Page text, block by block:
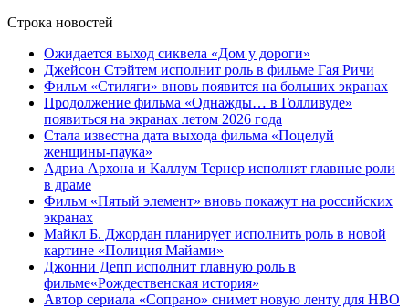
Строка новостей
Ожидается выход сиквела «Дом у дороги»
Джейсон Стэйтем исполнит роль в фильме Гая Ричи
Фильм «Стиляги» вновь появится на больших экранах
Продолжение фильма «Однажды… в Голливуде»
появиться на экранах летом 2026 года
Стала известна дата выхода фильма «Поцелуй
женщины-паука»
Адриа Архона и Каллум Тернер исполнят главные роли
в драме
Фильм «Пятый элемент» вновь покажут на российских
экранах
Майкл Б. Джордан планирует исполнить роль в новой
картине «Полиция Майами»
Джонни Депп исполнит главную роль в
фильме«Рождественская история»
Автор сериала «Сопрано» снимет новую ленту для HBO